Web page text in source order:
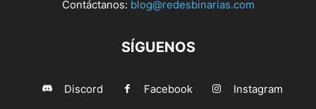
Contáctanos: blog@redesbinarias.com
SÍGUENOS
Discord Facebook Instagram